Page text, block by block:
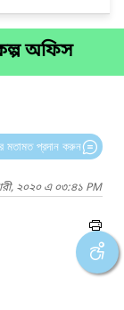
অফিস
মতামত প্রদান করুন
২০২০ এ ০৩:৪১ PM